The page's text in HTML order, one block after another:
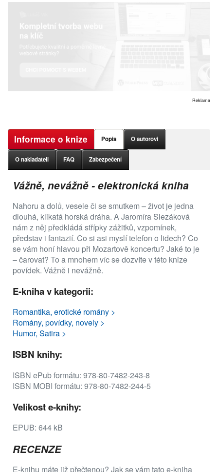
Reklama
Informace o knize Popis O autorovi
O nakladateli FAQ Zabezpečení
Vážně, nevážně - elektronická kniha
Nahoru a dolů, vesele či se smutkem – život je jedna
dlouhá, klikatá horská dráha. A Jaromíra Slezáková
nám z něj předkládá střípky zážitků, vzpomínek,
představ i fantazií. Co si asi myslí telefon o lidech? Co
se vám honí hlavou při Mozartově koncertu? Jaké to je
– čarovat? To a mnohem víc se dozvíte v této knize
povídek. Vážně i nevážně.
E-kniha v kategorii:
Romantika, erotické romány >
Romány, povídky, novely >
Humor, Satira >
ISBN knihy:
ISBN ePub formátu: 978-80-7482-243-8
ISBN MOBI formátu: 978-80-7482-244-5
Velikost e-knihy:
EPUB: 644 kB
RECENZE
E-knihu máte již přečtenou? Jak se vám tato e-kniha